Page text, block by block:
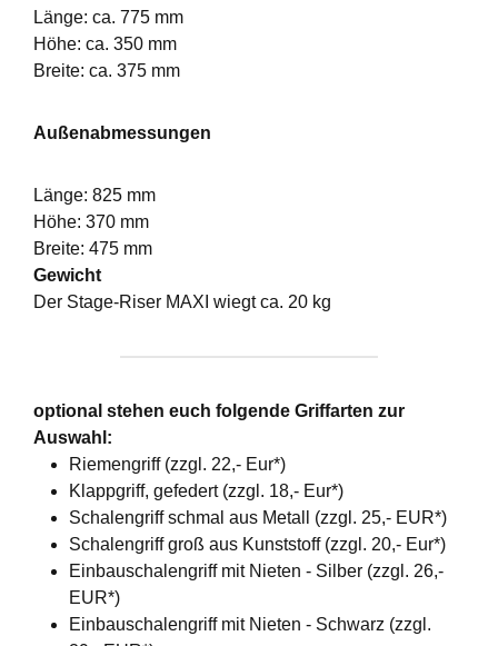
Länge: ca. 775 mm
Höhe: ca. 350 mm
Breite: ca. 375 mm
Außenabmessungen
Länge: 825 mm
Höhe: 370 mm
Breite: 475 mm
Gewicht
Der Stage-Riser MAXI wiegt ca. 20 kg
optional stehen euch folgende Griffarten zur
Auswahl:
Riemengriff (zzgl. 22,- Eur*)
Klappgriff, gefedert (zzgl. 18,- Eur*)
Schalengriff schmal aus Metall (zzgl. 25,- EUR*)
Schalengriff groß aus Kunststoff (zzgl. 20,- Eur*)
Einbauschalengriff mit Nieten - Silber (zzgl. 26,-
EUR*)
Einbauschalengriff mit Nieten - Schwarz (zzgl.